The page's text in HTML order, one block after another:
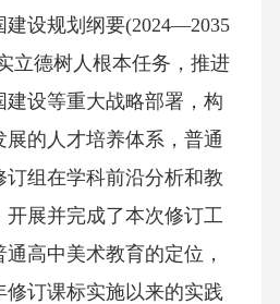
设规划纲要(2024—2035
立德树人根本任务，推进
设等重大战略部署，构
的人才培养体系，普通
订组在学科前沿分析和教
展并完成了本次修订工
高中美术教育的定位，
修订课标实施以来的实践